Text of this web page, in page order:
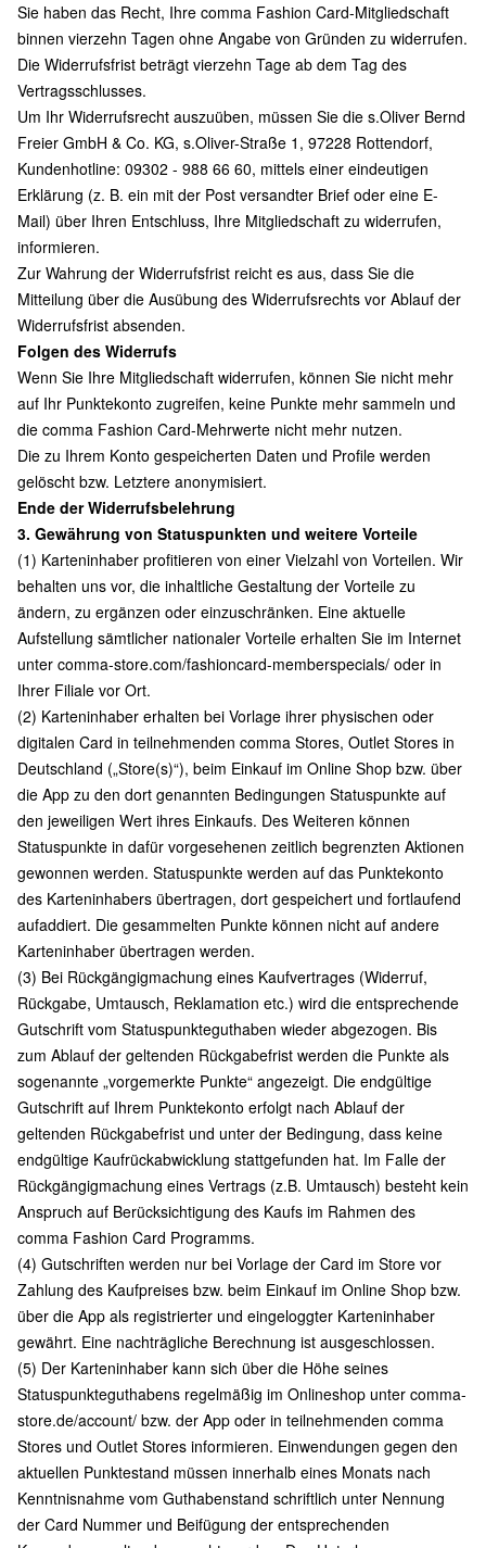
Sie haben das Recht, Ihre comma Fashion Card-Mitgliedschaft
binnen vierzehn Tagen ohne Angabe von Gründen zu widerrufen.
Die Widerrufsfrist beträgt vierzehn Tage ab dem Tag des
Vertragsschlusses.
Um Ihr Widerrufsrecht auszuüben, müssen Sie die s.Oliver Bernd
Freier GmbH & Co. KG, s.Oliver-Straße 1, 97228 Rottendorf,
Kundenhotline: 09302 - 988 66 60, mittels einer eindeutigen
Erklärung (z. B. ein mit der Post versandter Brief oder eine E-
Mail) über Ihren Entschluss, Ihre Mitgliedschaft zu widerrufen,
informieren.
Zur Wahrung der Widerrufsfrist reicht es aus, dass Sie die
Mitteilung über die Ausübung des Widerrufsrechts vor Ablauf der
Widerrufsfrist absenden.
Folgen des Widerrufs
Wenn Sie Ihre Mitgliedschaft widerrufen, können Sie nicht mehr
auf Ihr Punktekonto zugreifen, keine Punkte mehr sammeln und
die comma Fashion Card-Mehrwerte nicht mehr nutzen.
Die zu Ihrem Konto gespeicherten Daten und Profile werden
gelöscht bzw. Letztere anonymisiert.
Ende der Widerrufsbelehrung
3. Gewährung von Statuspunkten und weitere Vorteile
(1) Karteninhaber profitieren von einer Vielzahl von Vorteilen. Wir
behalten uns vor, die inhaltliche Gestaltung der Vorteile zu
ändern, zu ergänzen oder einzuschränken. Eine aktuelle
Aufstellung sämtlicher nationaler Vorteile erhalten Sie im Internet
unter comma-store.com/fashioncard-memberspecials/ oder in
Ihrer Filiale vor Ort.
(2) Karteninhaber erhalten bei Vorlage ihrer physischen oder
digitalen Card in teilnehmenden comma Stores, Outlet Stores in
Deutschland („Store(s)“), beim Einkauf im Online Shop bzw. über
die App zu den dort genannten Bedingungen Statuspunkte auf
den jeweiligen Wert ihres Einkaufs. Des Weiteren können
Statuspunkte in dafür vorgesehenen zeitlich begrenzten Aktionen
gewonnen werden. Statuspunkte werden auf das Punktekonto
des Karteninhabers übertragen, dort gespeichert und fortlaufend
aufaddiert. Die gesammelten Punkte können nicht auf andere
Karteninhaber übertragen werden.
(3) Bei Rückgängigmachung eines Kaufvertrages (Widerruf,
Rückgabe, Umtausch, Reklamation etc.) wird die entsprechende
Gutschrift vom Statuspunkteguthaben wieder abgezogen. Bis
zum Ablauf der geltenden Rückgabefrist werden die Punkte als
sogenannte „vorgemerkte Punkte“ angezeigt. Die endgültige
Gutschrift auf Ihrem Punktekonto erfolgt nach Ablauf der
geltenden Rückgabefrist und unter der Bedingung, dass keine
endgültige Kaufrückabwicklung stattgefunden hat. Im Falle der
Rückgängigmachung eines Vertrags (z.B. Umtausch) besteht kein
Anspruch auf Berücksichtigung des Kaufs im Rahmen des
comma Fashion Card Programms.
(4) Gutschriften werden nur bei Vorlage der Card im Store vor
Zahlung des Kaufpreises bzw. beim Einkauf im Online Shop bzw.
über die App als registrierter und eingeloggter Karteninhaber
gewährt. Eine nachträgliche Berechnung ist ausgeschlossen.
(5) Der Karteninhaber kann sich über die Höhe seines
Statuspunkteguthabens regelmäßig im Onlineshop unter comma-
store.de/account/ bzw. der App oder in teilnehmenden comma
Stores und Outlet Stores informieren. Einwendungen gegen den
aktuellen Punktestand müssen innerhalb eines Monats nach
Kenntnisnahme vom Guthabenstand schriftlich unter Nennung
der Card Nummer und Beifügung der entsprechenden